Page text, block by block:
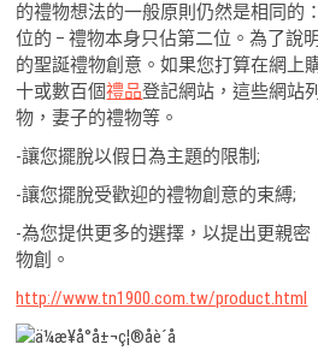
的禮物想法的一般原則仍然是相同的
位的 – 禮物本身只佔第二位。為了說
的聖誕禮物創意。如果您打算在網上
十或數百個禮品登記網站，這些網站
物，妻子的禮物等。
-讓您擺脫以假日為主題的限制;
-讓您擺脫受歡迎的禮物創意的束縛;
-為您提供更多的選擇，以提出更親
物創。
http://www.tn1900.com.tw/product.html